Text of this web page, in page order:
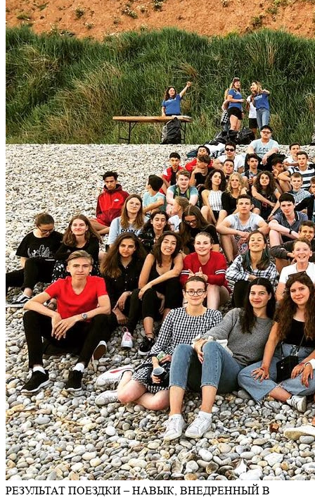
РЕЗУЛЬТАТ ПОЕЗДКИ – НАВЫК, ВНЕДРЕННЫЙ В